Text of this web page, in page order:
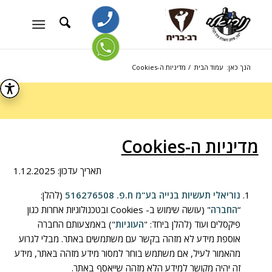
הנך כאן: עמוד הבית / מדיניות ה-Cookies
מדיניות ה-Cookies
תאריך עדכון: 1.12.2025
נוריאלי תעשיות בנייה בע"מ ח.פ. 516276508
(להלן:
“החברה
" (עושה שימוש ב- Cookies ובטכנולוגיות אחרות כגון
פיקסלים ועוד (להלן ביחד: "העוגיות") באמצעותם החברה
אוספת מידע לא מזהה בקשר עם משתמשים באתר. מבלי לגרוע
מהאמור לעיל, אם משתמש בוחר למסור מידע מזהה באתר, מידע
זה יהיה מקושר למידע הלא מזהה שייאסף באתר.